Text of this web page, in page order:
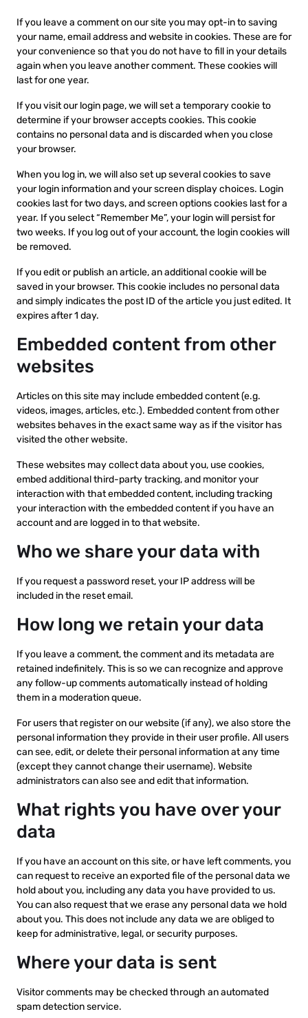
If you leave a comment on our site you may opt-in to saving
your name, email address and website in cookies. These are for
your convenience so that you do not have to fill in your details
again when you leave another comment. These cookies will
last for one year.
If you visit our login page, we will set a temporary cookie to
determine if your browser accepts cookies. This cookie
contains no personal data and is discarded when you close
your browser.
When you log in, we will also set up several cookies to save
your login information and your screen display choices. Login
cookies last for two days, and screen options cookies last for a
year. If you select “Remember Me”, your login will persist for
two weeks. If you log out of your account, the login cookies will
be removed.
If you edit or publish an article, an additional cookie will be
saved in your browser. This cookie includes no personal data
and simply indicates the post ID of the article you just edited. It
expires after 1 day.
Embedded content from other
websites
Articles on this site may include embedded content (e.g.
videos, images, articles, etc.). Embedded content from other
websites behaves in the exact same way as if the visitor has
visited the other website.
These websites may collect data about you, use cookies,
embed additional third-party tracking, and monitor your
interaction with that embedded content, including tracking
your interaction with the embedded content if you have an
account and are logged in to that website.
Who we share your data with
If you request a password reset, your IP address will be
included in the reset email.
How long we retain your data
If you leave a comment, the comment and its metadata are
retained indefinitely. This is so we can recognize and approve
any follow-up comments automatically instead of holding
them in a moderation queue.
For users that register on our website (if any), we also store the
personal information they provide in their user profile. All users
can see, edit, or delete their personal information at any time
(except they cannot change their username). Website
administrators can also see and edit that information.
What rights you have over your
data
If you have an account on this site, or have left comments, you
can request to receive an exported file of the personal data we
hold about you, including any data you have provided to us.
You can also request that we erase any personal data we hold
about you. This does not include any data we are obliged to
keep for administrative, legal, or security purposes.
Where your data is sent
Visitor comments may be checked through an automated
spam detection service.